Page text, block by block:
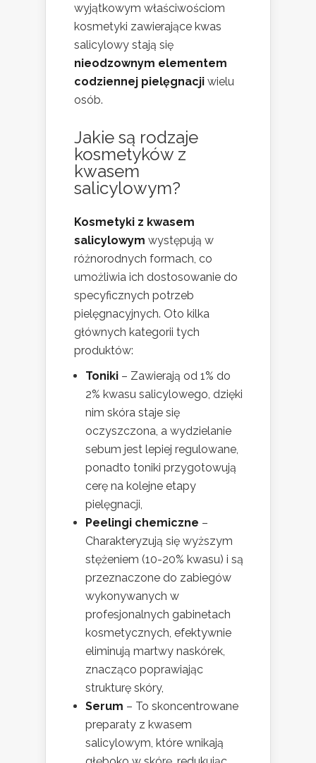
wyjątkowym właściwościom
kosmetyki zawierające kwas
salicylowy stają się
nieodzownym elementem
codziennej pielęgnacji wielu
osób.
Jakie są rodzaje
kosmetyków z
kwasem
salicylowym?
Kosmetyki z kwasem
salicylowym występują w
różnorodnych formach, co
umożliwia ich dostosowanie do
specyficznych potrzeb
pielęgnacyjnych. Oto kilka
głównych kategorii tych
produktów:
Toniki – Zawierają od 1% do
2% kwasu salicylowego, dzięki
nim skóra staje się
oczyszczona, a wydzielanie
sebum jest lepiej regulowane,
ponadto toniki przygotowują
cerę na kolejne etapy
pielęgnacji,
Peelingi chemiczne –
Charakteryzują się wyższym
stężeniem (10-20% kwasu) i są
przeznaczone do zabiegów
wykonywanych w
profesjonalnych gabinetach
kosmetycznych, efektywnie
eliminują martwy naskórek,
znacząco poprawiając
strukturę skóry,
Serum – To skoncentrowane
preparaty z kwasem
salicylowym, które wnikają